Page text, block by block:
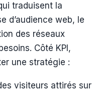
traduisent la
d’audience web, le
des réseaux
Côté KPI,
une stratégie :
visiteurs attirés sur